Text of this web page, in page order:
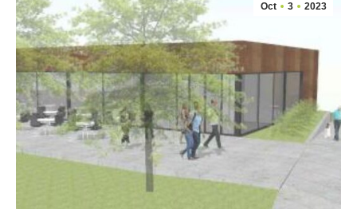
Oct 3 2023